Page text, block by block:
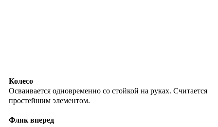
Колесо
Осваивается одновременно со стойкой на руках. Считается
простейшим элементом.
Фляк вперед